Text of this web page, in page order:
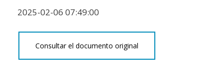
2025-02-06 07:49:00
Consultar el documento original